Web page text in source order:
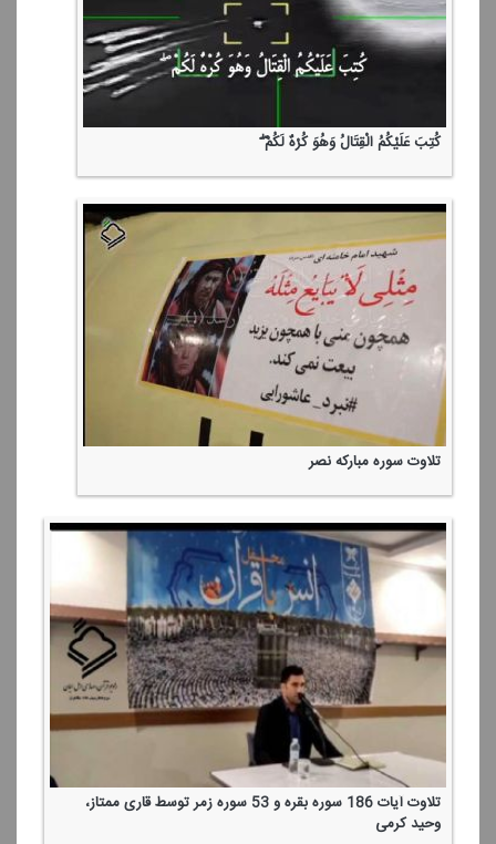
كُتِبَ عَلَیْكُمُ الْقِتَالُ وَهُوَ كُرْهٌ لَكُمْ ۖ
تلاوت سوره مباركه نصر
تلاوت آیات 186 سوره بقره و 53 سوره زمر توسط قاری ممتاز،
وحید كرمی